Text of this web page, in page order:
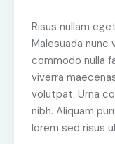
Risus nullam
Malesuada nunc
commodo nulla
viverra
volutpat. Urna
nibh. Aliquam
lorem sed risus